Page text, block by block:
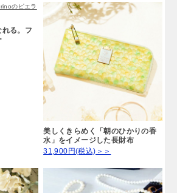
る。フ
美しくきらめく「朝のひかりの香
水」をイメージした長財布
31,900円(税込)＞＞